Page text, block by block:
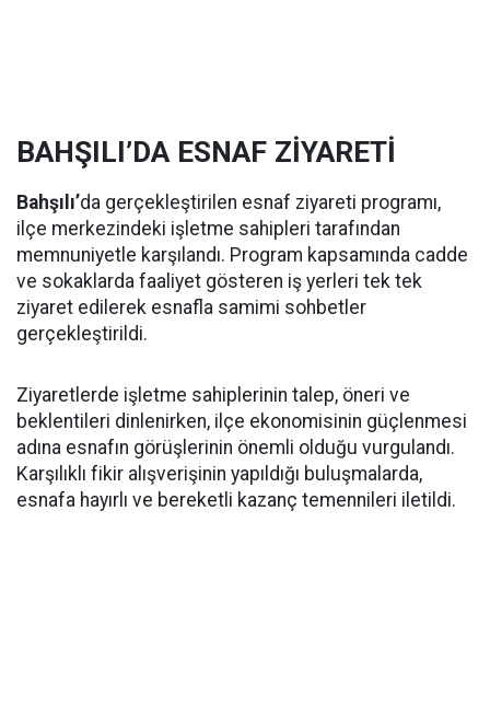
BAHŞILI’DA ESNAF ZİYARETİ
Bahşılı’da gerçekleştirilen esnaf ziyareti programı,
ilçe merkezindeki işletme sahipleri tarafından
memnuniyetle karşılandı. Program kapsamında cadde
ve sokaklarda faaliyet gösteren iş yerleri tek tek
ziyaret edilerek esnafla samimi sohbetler
gerçekleştirildi.
Ziyaretlerde işletme sahiplerinin talep, öneri ve
beklentileri dinlenirken, ilçe ekonomisinin güçlenmesi
adına esnafın görüşlerinin önemli olduğu vurgulandı.
Karşılıklı fikir alışverişinin yapıldığı buluşmalarda,
esnafa hayırlı ve bereketli kazanç temennileri iletildi.